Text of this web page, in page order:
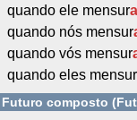
quando ele mensur
quando nós mensur
quando vós mensur
quando eles mensur
Futuro composto